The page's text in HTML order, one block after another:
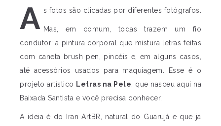
A s fotos são clicadas por diferentes fotógrafos.
Mas, em comum, todas trazem um fio
condutor: a pintura corporal que mistura letras feitas
com caneta brush pen, pincéis e, em alguns casos,
até acessórios usados para maquiagem. Esse é o
projeto artístico Letras na Pele , que nasceu aqui na
Baixada Santista e você precisa conhecer.
A ideia é do Iran ArtBR, natural do Guarujá e que já